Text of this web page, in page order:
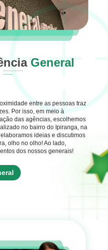
General
entre as pessoas traz
Por isso, em meio à
das agências, escolhemos
no bairro do Ipiranga, na
ideias e discutimos
olho no olho! Ao lado,
dos nossos generais!